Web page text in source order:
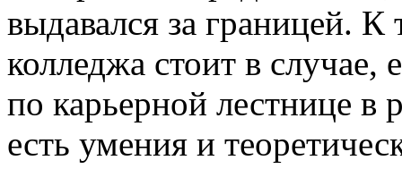
выдавался за границей.
колледжа стоит в случае,
по карьерной лестнице в
есть умения и